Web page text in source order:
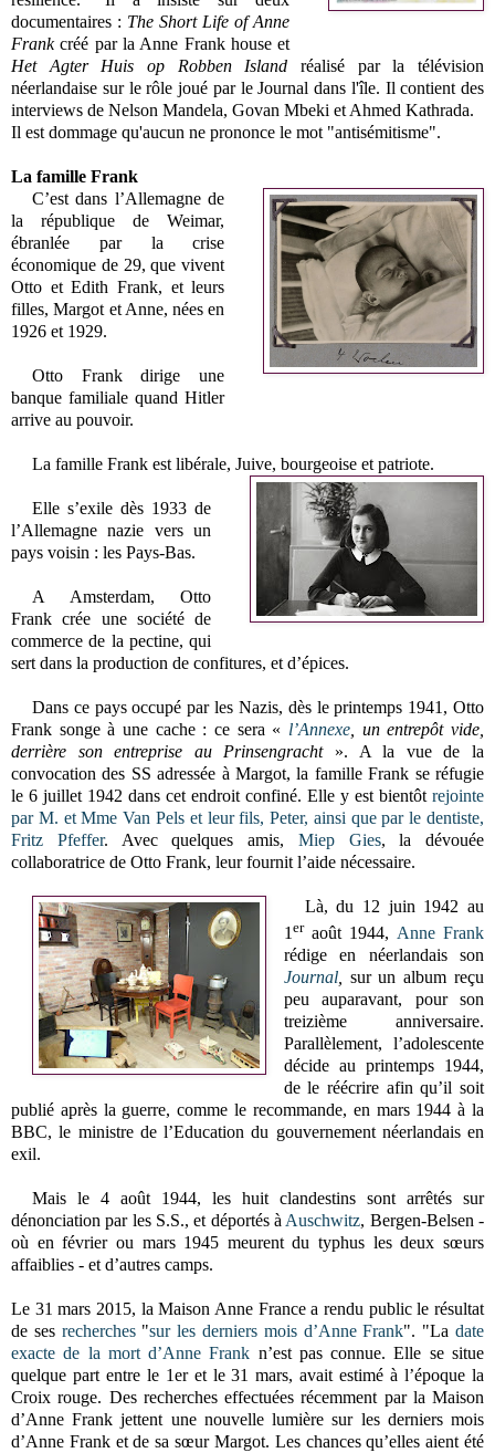
documentaires : The Short Life of Anne
Frankcréé par la Anne Frank house et
Het Agter Huis op Robben Island réalisé par la télévision
néerlandaise sur le rôle joué par le Journal dans l'île. Il contient des
interviews de Nelson Mandela, Govan Mbeki et Ahmed Kathrada.
Il est dommage qu'aucun ne prononce le mot "antisémitisme".
La famille Frank
C’est dans l’Allemagne de
la république de Weimar,
ébranlée par la crise
économique de 29, que vivent
Otto et Edith Frank, et leurs
filles, Margot et Anne, nées en
1926 et 1929.
Otto Frank dirige une
banque familiale quand Hitler
arrive au pouvoir.
La famille Frank est libérale, Juive, bourgeoise et patriote.
Elle s’exile dès 1933 de
l’Allemagne nazie vers un
pays voisin : les Pays-Bas.
A Amsterdam, Otto
Frank crée une société de
commerce de la pectine, qui
sert dans la production de confitures, et d’épices.
Dans ce pays occupé par les Nazis, dès le printemps 1941, Otto
Frank songe à une cache : ce sera « l’Annexe , un entrepôt vide,
derrière son entreprise au Prinsengracht». A la vue de la
convocation des SS adressée à Margot, la famille Frank se réfugie
le 6 juillet 1942 dans cet endroit confiné. Elle y est bientôt rejointe
par M. et Mme Van Pels et leur fils, Peter, ainsi que par le dentiste,
Fritz Pfeffer. Avec quelques amis, Miep Gies, la dévouée
collaboratrice de Otto Frank, leur fournit l’aide nécessaire.
Là, du 12 juin 1942 au
1 eraoût 1944, Anne Frank
rédige en néerlandais son
Journal,
sur un album reçu
peu auparavant, pour son
treizième anniversaire.
Parallèlement, l’adolescente
décide au printemps 1944,
de le réécrire afin qu’il soit
publié après la guerre, comme le recommande, en mars 1944 à la
BBC, le ministre de l’Education du gouvernement néerlandais en
exil.
Mais le 4 août 1944, les huit clandestins sont arrêtés sur
dénonciation par les S.S., et déportés à Auschwitz, Bergen-Belsen -
où en février ou mars 1945 meurent du typhus les deux sœurs
affaiblies - et d’autres camps.
Le 31 mars 2015, la Maison Anne France a rendu public le résultat
de ses recherches"sur les derniers mois d’Anne Frank". "Ladate
exacte de la mort d’Anne Frank n’est pas connue. Elle se situe
quelque part entre le 1er et le 31 mars, avait estimé à l’époque la
Croix rouge. Des recherches effectuées récemment par la Maison
d’Anne Frank jettent une nouvelle lumière sur les derniers mois
d’Anne Frank et de sa sœur Margot. Les chances qu’elles aient été